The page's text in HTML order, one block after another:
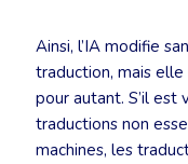
Ainsi, l’IA modifie
traduction, mais
pour autant. S’il est
traductions non
machines, les